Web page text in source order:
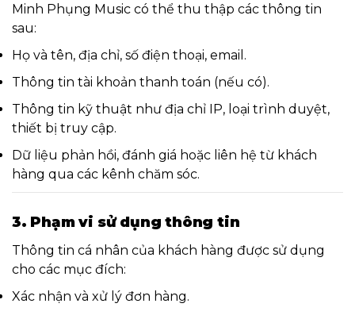
Minh Phụng Music có thể thu thập các thông tin
sau:
Họ và tên, địa chỉ, số điện thoại, email.
Thông tin tài khoản thanh toán (nếu có).
Thông tin kỹ thuật như địa chỉ IP, loại trình duyệt,
thiết bị truy cập.
Dữ liệu phản hồi, đánh giá hoặc liên hệ từ khách
hàng qua các kênh chăm sóc.
3. Phạm vi sử dụng thông tin
Thông tin cá nhân của khách hàng được sử dụng
cho các mục đích:
Xác nhận và xử lý đơn hàng.